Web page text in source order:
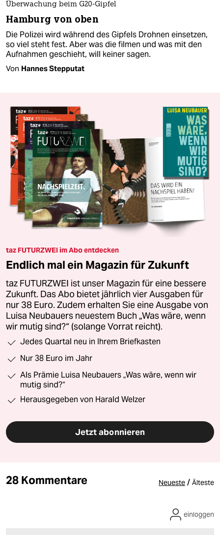
Überwachung beim G20-Gipfel
Hamburg von oben
Die Polizei wird während des Gipfels Drohnen einsetzen,
so viel steht fest. Aber was die filmen und was mit den
Aufnahmen geschieht, will keiner sagen.
Von Hannes Stepputat
taz FUTURZWEI im Abo entdecken
Endlich mal ein Magazin für Zukunft
taz FUTURZWEI ist unser Magazin für eine bessere
Zukunft. Das Abo bietet jährlich vier Ausgaben für
nur 38 Euro. Zudem erhalten Sie eine Ausgabe von
Luisa Neubauers neuestem Buch „Was wäre, wenn
wir mutig sind?“ (solange Vorrat reicht).
Jedes Quartal neu in Ihrem Briefkasten
Nur 38 Euro im Jahr
Als Prämie Luisa Neubauers „Was wäre, wenn wir
mutig sind?“
Herausgegeben von Harald Welzer
Jetzt abonnieren
28 Kommentare Neueste / Älteste
einloggen